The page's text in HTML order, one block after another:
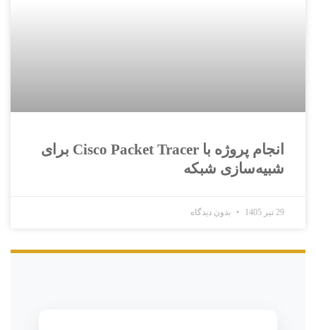
انجام پروژه با Cisco Packet Tracer برای
شبیه‌سازی شبکه
29 تیر 1405 بدون دیدگاه